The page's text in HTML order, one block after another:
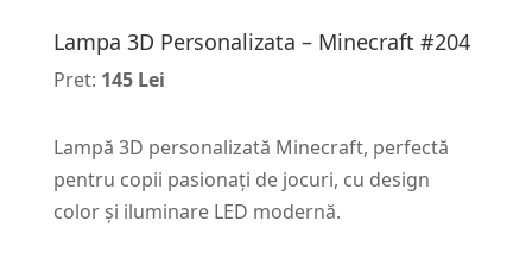
Lampa 3D Personalizata – Minecraft #204
Pret: 145 Lei
Lampă 3D personalizată Minecraft, perfectă
pentru copii pasionați de jocuri, cu design
color și iluminare LED modernă.